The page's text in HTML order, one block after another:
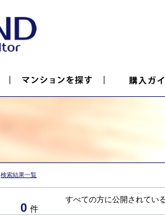
検索結果一覧
0 件
すべての方に公開されてい